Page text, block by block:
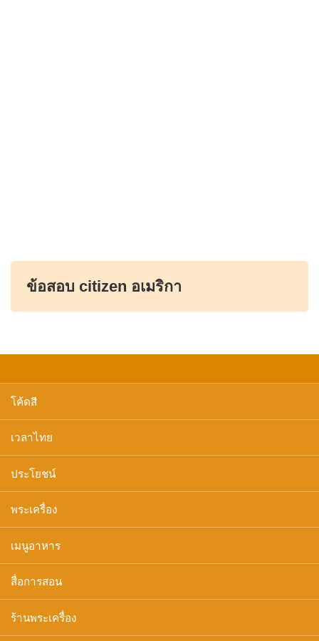
ข้อสอบ citizen อเมริกา
โค้ดสี
เวลาไทย
ประโยชน์
พระเครื่อง
เมนูอาหาร
สื่อการสอน
ร้านพระเครื่อง